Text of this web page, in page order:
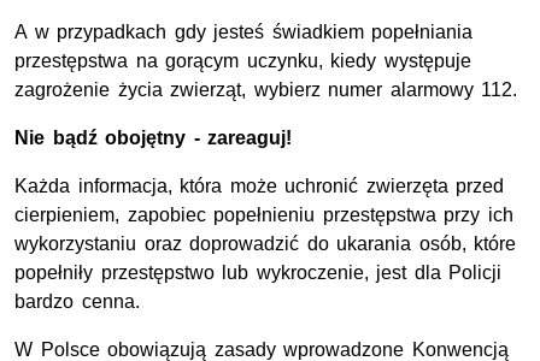
A w przypadkach gdy jesteś świadkiem popełniania
przestępstwa na gorącym uczynku, kiedy występuje
zagrożenie życia zwierząt, wybierz numer alarmowy 112.
Nie bądź obojętny - zareaguj!
Każda informacja, która może uchronić zwierzęta przed
cierpieniem, zapobiec popełnieniu przestępstwa przy ich
wykorzystaniu oraz doprowadzić do ukarania osób, które
popełniły przestępstwo lub wykroczenie, jest dla Policji
bardzo cenna.
W Polsce obowiązują zasady wprowadzone Konwencją